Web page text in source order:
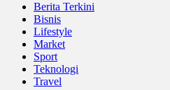
Berita Terkini
Bisnis
Lifestyle
Market
Sport
Teknologi
Travel